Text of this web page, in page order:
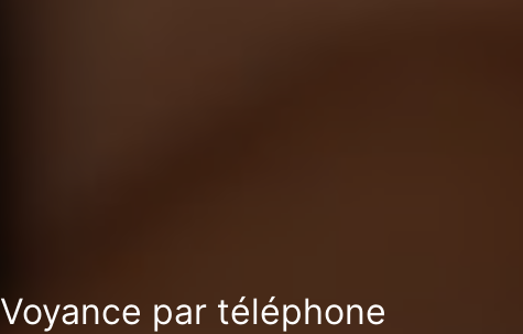
Voyance par téléphone